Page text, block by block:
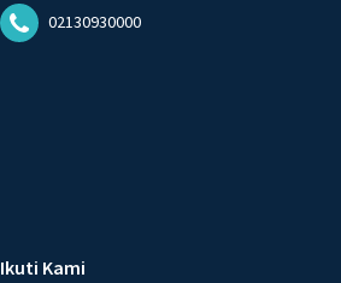
02130930000
Ikuti Kami